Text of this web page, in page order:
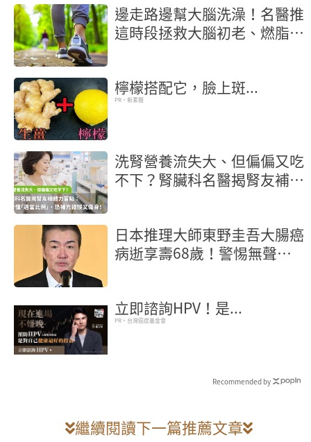
邊走路邊幫大腦洗澡！名醫推
這時段拯救大腦初老、燃脂又
檸檬搭配它，臉上斑...
PR・新素簡
洗腎營養流失大、但偏偏又吃
不下？腎臟科名醫揭腎友補體
日本推理大師東野圭吾大腸癌
病逝享壽68歲！警惕無聲殺
立即諮詢HPV！是...
PR・台灣癌症基金會
Recommended by
繼續閱讀下一篇推薦文章